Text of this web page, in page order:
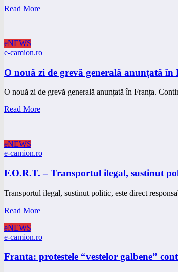
Read More
eNEWS
e-camion.ro
O nouă zi de grevă generală anunțată în
O nouă zi de grevă generală anunțată în Franța.
Read More
eNEWS
e-camion.ro
F.O.R.T. – Transportul ilegal, sustinut
Transportul ilegal, sustinut politic, este direct
Read More
eNEWS
e-camion.ro
Franta: protestele “vestelor galbene”